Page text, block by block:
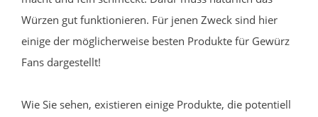
Würzen gut funktionieren. Für jenen Zweck sind hier
einige der möglicherweise besten Produkte für Gewürz
Fans dargestellt!
Wie Sie sehen, existieren einige Produkte, die potentiell